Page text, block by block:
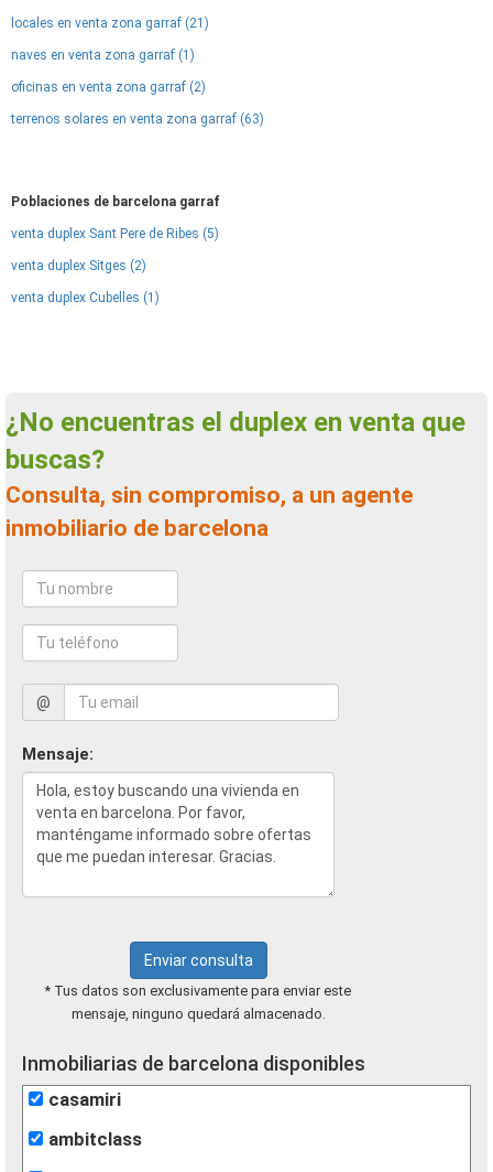
locales en venta zona garraf (21)
naves en venta zona garraf (1)
oficinas en venta zona garraf (2)
terrenos solares en venta zona garraf (63)
Poblaciones de barcelona garraf
venta duplex Sant Pere de Ribes (5)
venta duplex Sitges (2)
venta duplex Cubelles (1)
¿No encuentras el duplex en venta que
buscas?
Consulta, sin compromiso, a un agente
inmobiliario de barcelona
@
Mensaje:
Enviar consulta
* Tus datos son exclusivamente para enviar este
mensaje, ninguno quedará almacenado.
Inmobiliarias de barcelona disponibles
casamiri
ambitclass